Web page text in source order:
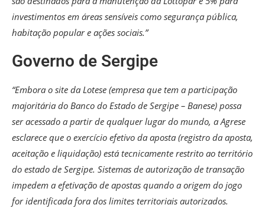
investimentos em áreas sensíveis como segurança pública,
habitação popular e ações sociais.”
Governo de Sergipe
“Embora o site da Lotese (empresa que tem a participação
majoritária do Banco do Estado de Sergipe – Banese) possa
ser acessado a partir de qualquer lugar do mundo, a Agrese
esclarece que o exercício efetivo da aposta (registro da aposta,
aceitação e liquidação) está tecnicamente restrito ao território
do estado de Sergipe. Sistemas de autorização de transação
impedem a efetivação de apostas quando a origem do jogo
for identificada fora dos limites territoriais autorizados.